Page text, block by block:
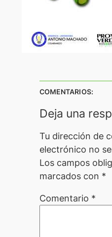
COMENTARIOS:
Deja una
Tu dirección de
electrónico no
Los campos
marcados con *
Comentario *